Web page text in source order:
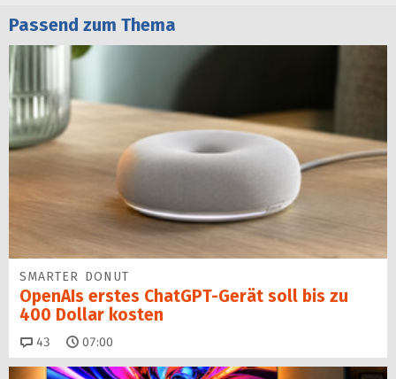
Passend zum Thema
SMARTER DONUT
OpenAIs erstes ChatGPT-Gerät soll bis zu
400 Dollar kosten
43 Kommentare
07:00